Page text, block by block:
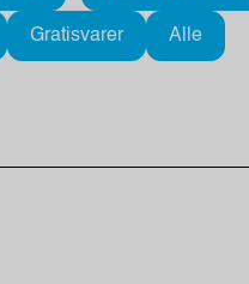
Gratisvarer Alle